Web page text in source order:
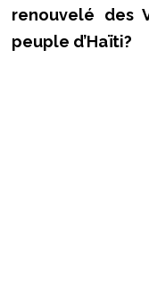
renouvelé des
peuple d’Haïti?